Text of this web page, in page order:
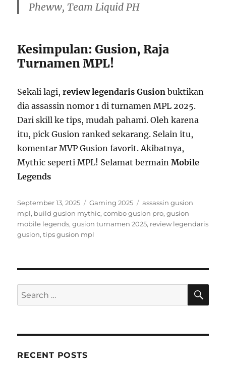
Pheww, Team Liquid PH
Kesimpulan: Gusion, Raja
Turnamen MPL!
Sekali lagi,review legendaris Gusion buktikan
dia assassin nomor 1 di turnamen MPL 2025.
Dari skill ke tips, mudah pahami. Oleh karena
itu, pick Gusion ranked sekarang. Selain itu,
komentar MVP Gusion favorit. Akibatnya,
Mythic seperti MPL! Selamat bermainMobile
Legends
Posted
on
September 13, 2025 Categories
Gaming 2025 Tags
assassin gusion
mpl, build gusion mythic,combo gusion pro,gusion
mobile legends,gusion turnamen 2025, review legendaris
gusion,tips gusion mpl
Search
for:
RECENT POSTS